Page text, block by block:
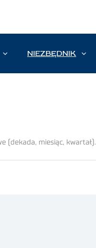
NIEZBĘDNIK
(dekada, miesiąc, kwartał).